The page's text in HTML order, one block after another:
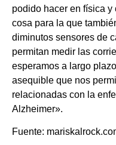
podido hacer en física
cosa para la que
diminutos sensores de
permitan medir las
esperamos a largo
asequible que nos
relacionadas con la
Alzheimer».
Fuente: